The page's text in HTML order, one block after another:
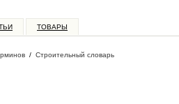
ТОВАРЫ
/ Строительный словарь